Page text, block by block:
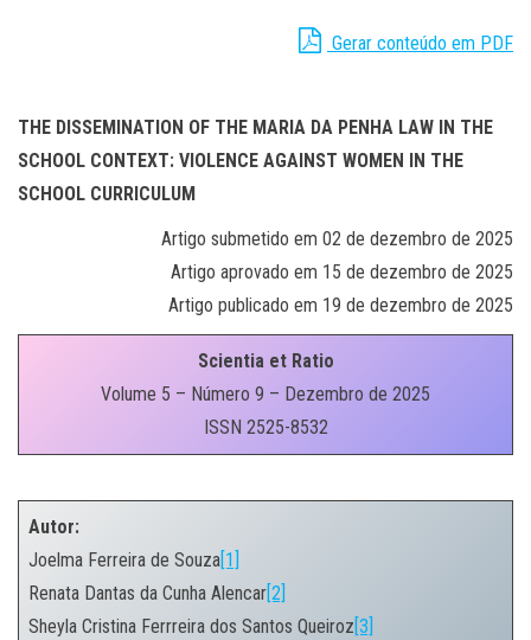
Gerar conteúdo em PDF
THE DISSEMINATION OF THE MARIA DA PENHA LAW IN THE
SCHOOL CONTEXT: VIOLENCE AGAINST WOMEN IN THE
SCHOOL CURRICULUM
Artigo submetido em 02 de dezembro de 2025
Artigo aprovado em 15 de dezembro de 2025
Artigo publicado em 19 de dezembro de 2025
Scientia et Ratio
Volume 5 – Número 9 – Dezembro de 2025
ISSN 2525-8532
Autor:
Joelma Ferreira de Souza [1]
Renata Dantas da Cunha Alencar [2]
Sheyla Cristina Ferrreira dos Santos Queiroz [3]